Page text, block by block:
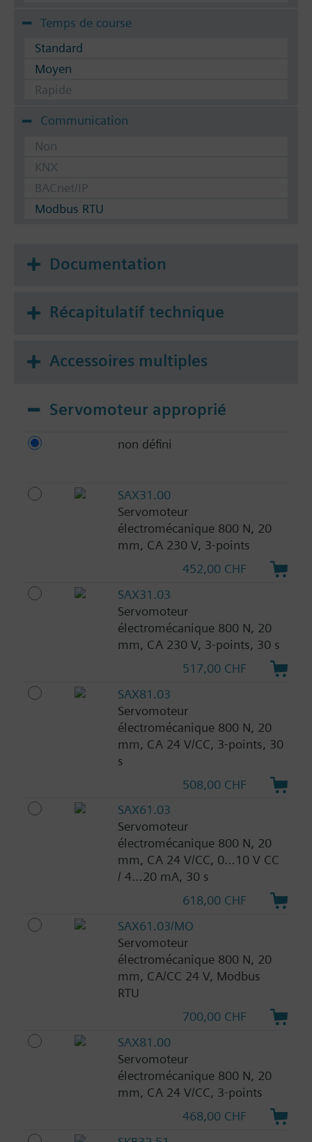
Temps de course
Standard
Moyen
Rapide
Communication
Non
KNX
BACnet/IP
Modbus RTU
Documentation
Récapitulatif technique
Accessoires multiples
Servomoteur approprié
non défini
SAX31.00
Servomoteur
électromécanique 800 N, 20
mm, CA 230 V, 3-points
452,00 CHF
SAX31.03
Servomoteur
électromécanique 800 N, 20
mm, CA 230 V, 3-points, 30 s
517,00 CHF
SAX81.03
Servomoteur
électromécanique 800 N, 20
mm, CA 24 V/CC, 3-points, 30
s
508,00 CHF
SAX61.03
Servomoteur
électromécanique 800 N, 20
mm, CA 24 V/CC, 0…10 V CC
/ 4…20 mA, 30 s
618,00 CHF
SAX61.03/MO
Servomoteur
électromécanique 800 N, 20
mm, CA/CC 24 V, Modbus
RTU
700,00 CHF
SAX81.00
Servomoteur
électromécanique 800 N, 20
mm, CA 24 V/CC, 3-points
468,00 CHF